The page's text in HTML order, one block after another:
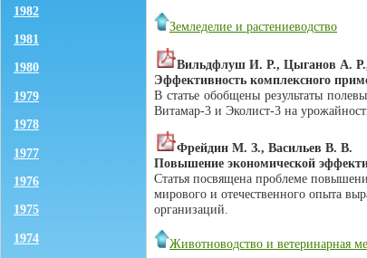
1982
1981
1980
1979
1978
1977
1976
1975
1974
Земледелие и растениеводство
Вильдфлуш И. Р., Цыганов А.
Эффективность комплексного
В статье обобщены результаты
Витамар-3 и Эколист-3 на
Фрейдин М. З., Васильев В. В.
Повышение экономической
Статья посвящена проблеме
мирового и отечественного опыта
организаций.
Животноводство и ветеринарная